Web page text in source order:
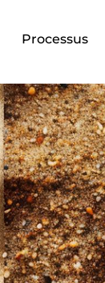
Processus